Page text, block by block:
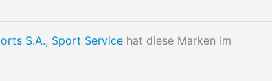
S.A., Sport Service hat diese Marken im